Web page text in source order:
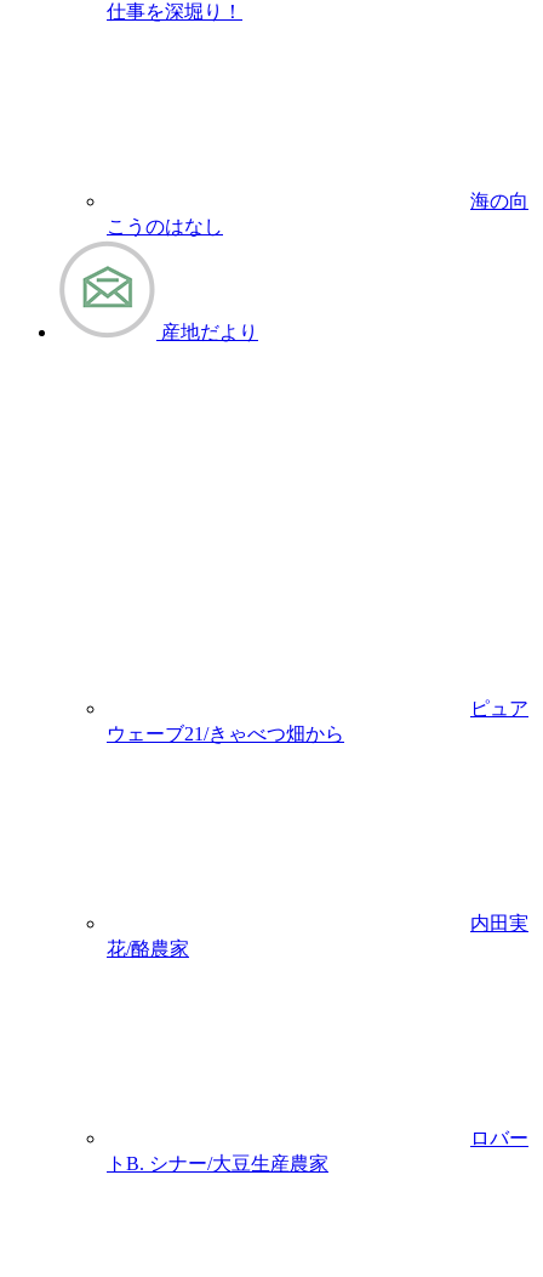
仕事を深堀り！
海の向
こうのはなし
産地だより
ピュア
ウェーブ21/きゃべつ畑から
内田実
花/酪農家
ロバー
トB. シナー/大豆生産農家